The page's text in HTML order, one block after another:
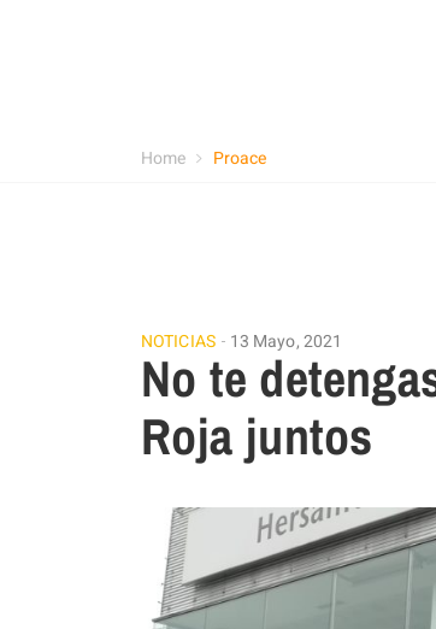
Home Proace
NOTICIAS 13 Mayo, 2021
No te
Roja juntos